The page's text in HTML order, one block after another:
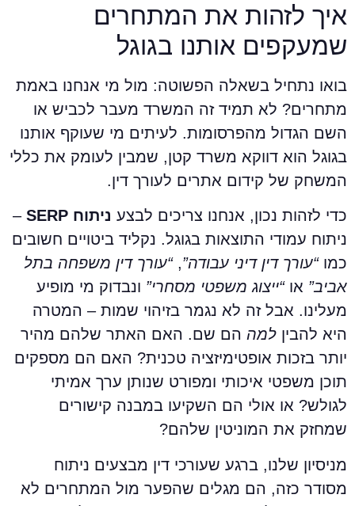
איך לזהות את המתחרים
שמעקפים אותנו בגוגל
בואו נתחיל בשאלה הפשוטה: מול מי אנחנו באמת
מתחרים? לא תמיד זה המשרד מעבר לכביש או
השם הגדול מהפרסומות. לעיתים מי שעוקף אותנו
בגוגל הוא דווקא משרד קטן, שמבין לעומק את כללי
המשחק של קידום אתרים לעורך דין.
כדי לזהות נכון, אנחנו צריכים לבצעניתוח SERP
–
ניתוח עמודי התוצאות בגוגל. נקליד ביטויים חשובים
כמו“עורך דין דיני עבודה”,“עורך דין משפחה בתל
אביב”או“ייצוג משפטי מסחרי”ונבדוק מי מופיע
מעלינו. אבל זה לא נגמר בזיהוי שמות – המטרה
היא להביןלמההם שם. האם האתר שלהם מהיר
יותר בזכות אופטימיזציה טכנית? האם הם מספקים
תוכן משפטי איכותי ומפורט שנותן ערך אמיתי
לגולש? או אולי הם השקיעו במבנה קישורים
שמחזק את המוניטין שלהם?
מניסיון שלנו, ברגע שעורכי דין מבצעים ניתוח
מסודר כזה, הם מגלים שהפער מול המתחרים לא